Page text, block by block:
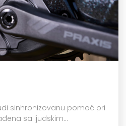
sinhronizovanu pomoć pri
sa ljudskim...